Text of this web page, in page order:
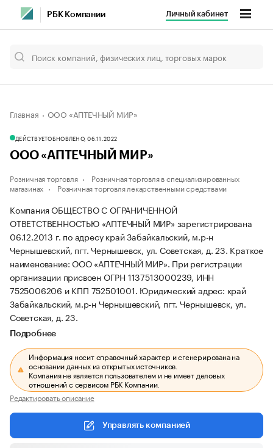
РБК Компании Личный кабинет
Главная ООО «АПТЕЧНЫЙ МИР»
ДЕЙСТВУЕТОБНОВЛЕНО, 06.11.2022
ООО «АПТЕЧНЫЙ МИР»
Розничная торговля
Розничная торговля в специализированных
магазинах
Розничная торговля лекарственными средствами
Компания ОБЩЕСТВО С ОГРАНИЧЕННОЙ
ОТВЕТСТВЕННОСТЬЮ «АПТЕЧНЫЙ МИР» зарегистрирована
06.12.2013 г. по адресу край Забайкальский, м.р-н
Чернышевский, пгт. Чернышевск, ул. Советская, д. 23. Краткое
наименование: ООО «АПТЕЧНЫЙ МИР». При регистрации
организации присвоен ОГРН 1137513000239, ИНН
7525006206 и КПП 752501001. Юридический адрес: край
Забайкальский, м.р-н Чернышевский, пгт. Чернышевск, ул.
Советская, д. 23.
Подробнее
Информация носит справочный характер и сгенерирована на
основании данных из открытых источников.
Компания не является пользователем и не имеет деловых
отношений с сервисом РБК Компании.
Редактировать описание
Управлять компанией